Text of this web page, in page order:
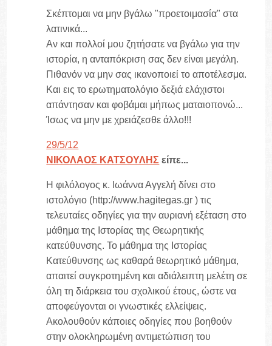
Σκέπτομαι να μην βγάλω "προετοιμασία" στα
λατινικά...
Αν και πολλοί μου ζητήσατε να βγάλω για την
ιστορία, η ανταπόκριση σας δεν είναι μεγάλη.
Πιθανόν να μην σας ικανοποιεί το αποτέλεσμα.
Και εις το ερωτηματολόγιο δεξιά ελάχιστοι
απάντησαν και φοβάμαι μήπως ματαιοπονώ...
Ίσως να μην με χρειάζεσθε άλλο!!!
29/5/12
ΝΙΚΟΛΑΟΣ ΚΑΤΣΟΥΛΗΣ είπε...
Η φιλόλογος κ. Ιωάννα Αγγελή δίνει στο
ιστολόγιο (http://www.hagitegas.gr ) τις
τελευταίες οδηγίες για την αυριανή εξέταση στο
μάθημα της Ιστορίας της Θεωρητικής
κατεύθυνσης. Το μάθημα της Ιστορίας
Κατεύθυνσης ως καθαρά θεωρητικό μάθημα,
απαιτεί συγκροτημένη και αδιάλειπτη μελέτη σε
όλη τη διάρκεια του σχολικού έτους, ώστε να
αποφεύγονται οι γνωστικές ελλείψεις.
Ακολουθούν κάποιες οδηγίες που βοηθούν
στην ολοκληρωμένη αντιμετώπιση του